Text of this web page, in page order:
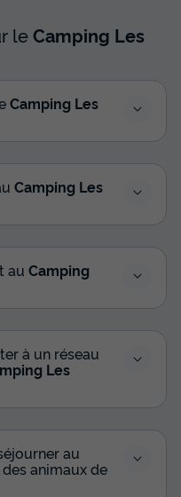
leCamping Les
Camping Les
Camping Les
au Camping
à un réseau
Les
au
animaux de